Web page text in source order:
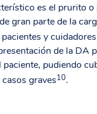
es el prurito o
gran parte de la
y cuidadores
de la DA
paciente, pudiendo
graves10.